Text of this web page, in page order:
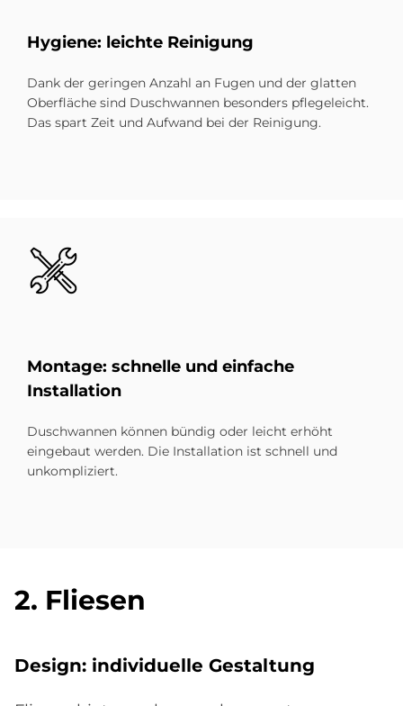
Hy­gie­ne: leich­te Rei­ni­gung
Dank der geringen Anzahl an Fugen und der glatten
Oberfläche sind Duschwannen besonders pflegeleicht.
Das spart Zeit und Aufwand bei der Reinigung.
Bild
Mon­ta­ge: schnel­le und ein­fache
In­stal­la­ti­on
Duschwannen können bündig oder leicht erhöht
eingebaut werden. Die Installation ist schnell und
unkompliziert.
2. Flie­sen
De­sign: in­di­vi­du­el­le Ge­stal­tung